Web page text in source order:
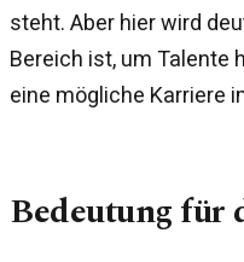
steht. Aber hier wird
Bereich ist, um Talente
eine mögliche Karriere
Bedeutung für